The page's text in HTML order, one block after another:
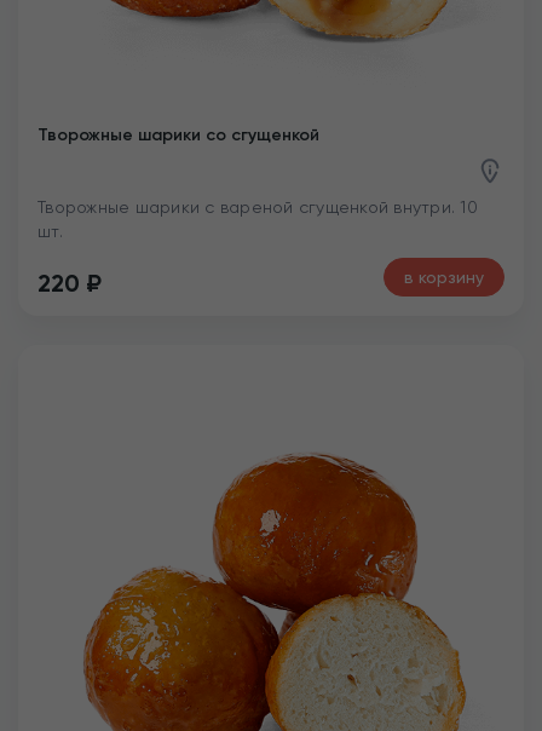
Творожные шарики со сгущенкой
Творожные шарики с вареной сгущенкой внутри. 10
шт.
220 ₽ в корзину